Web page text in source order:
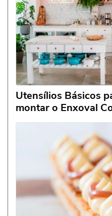
Utensílios Básicos
montar o Enxoval